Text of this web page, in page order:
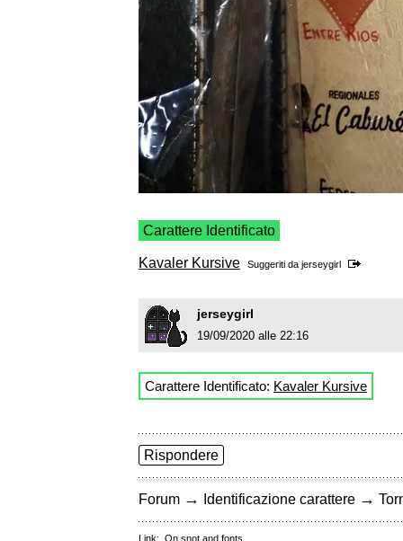
Carattere Identificato
Kavaler Kursive Suggeriti da jerseygirl
jerseygirl
19/09/2020 alle 22:16
Carattere Identificato: Kavaler Kursive
Rispondere
Forum → Identificazione carattere →
Link: On snot and fonts